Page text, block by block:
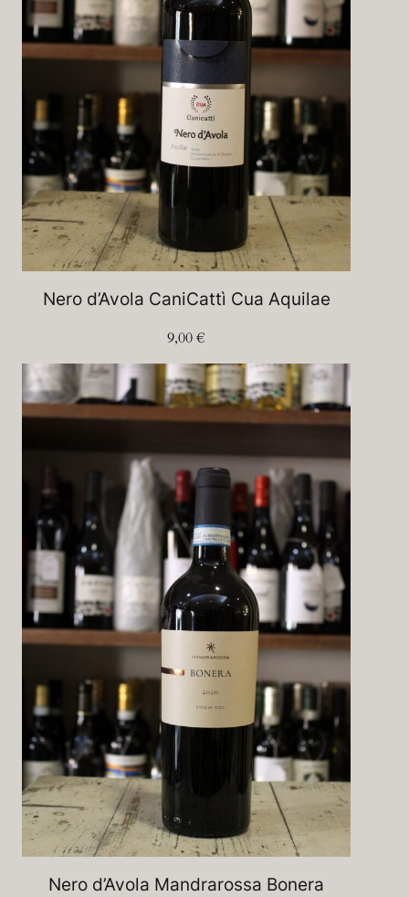
Nero d’Avola CaniCattì Cua Aquilae
9,00€
Nero d’Avola Mandrarossa Bonera